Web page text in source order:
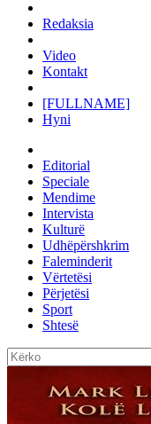
Redaksia
Video
Kontakt
[FULLNAME]
Hyni
Editorial
Speciale
Mendime
Intervista
Kulturë
Udhëpërshkrim
Faleminderit
Vërtetësi
Përjetësi
Sport
Shtesë